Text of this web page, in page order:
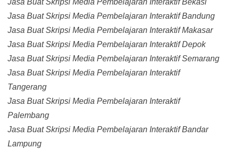
Jasa Buat Skripsi Media Pembelajaran Interaktif Bekasi
Jasa Buat Skripsi Media Pembelajaran Interaktif Bandung
Jasa Buat Skripsi Media Pembelajaran Interaktif Makasar
Jasa Buat Skripsi Media Pembelajaran Interaktif Depok
Jasa Buat Skripsi Media Pembelajaran Interaktif Semarang
Jasa Buat Skripsi Media Pembelajaran Interaktif
Tangerang
Jasa Buat Skripsi Media Pembelajaran Interaktif
Palembang
Jasa Buat Skripsi Media Pembelajaran Interaktif Bandar
Lampung